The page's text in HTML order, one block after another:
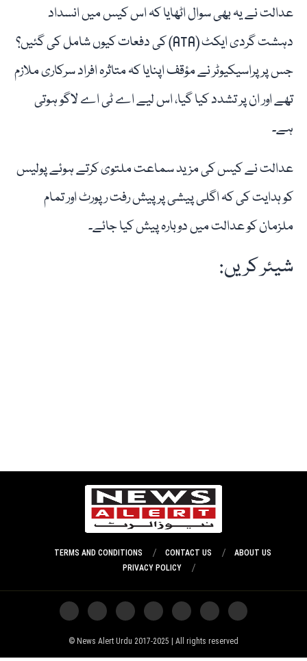
عدالت نے یہ بھی سوال اٹھایا کہ اس کیس میں انسداد
دہشت گردی ایکٹ (ATA) کی دفعات کیوں شامل کی گئیں؟
جس پر پراسیکیوٹر نے مؤقف اپنایا کہ متاثرہ افراد سرکاری ملازم
تھے اور ان پر تشدد کیا گیا، اس لیے اے ٹی اے لاگو ہوتی
ہے۔
عدالت نے کیس کی مزید سماعت ملتوی کرتے ہوئے پولیس
کو ہدایت کی کہ اگلی پیشی پر پیش رفت رپورٹ اور تمام
ملزمان کو عدالت میں دوبارہ پیش کیا جائے۔
شیئر کریں:
ABOUT US
CONTACT US
TERMS AND CONDITIONS
PRIVACY POLICY
News Alert Urdu 2017-2025 | All rights reserved ©